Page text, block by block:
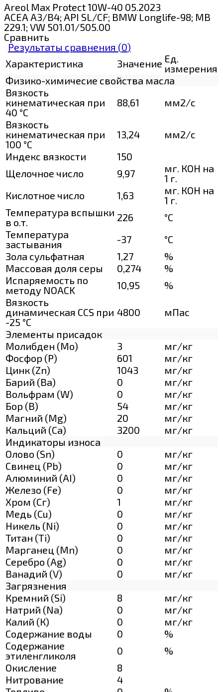
Areol Max Protect 10W-40 05.2023
ACEA A3/B4; API SL/CF; BMW Longlife-98; MB
229.1; VW 501.01/505.00
Сравнить
Результаты сравнения (0)
Характеристика
Значение Ед.
измерения
Физико-химичесие свойства масла
Вязкость
кинематическая при
40 °С
88,61
мм2/с
Вязкость
кинематическая при
100 °С
13,24
мм2/с
Индекс вязкости
150
Щелочное число
9,97
мг. КОН на
1 г.
Кислотное число
1,63
мг. КОН на
1 г.
Температура вспышки
в о.т.
226
°C
Температура
застывания
-37
°C
Зола сульфатная
1,27
%
Массовая доля серы
0,274
%
Испаряемость по
методу NOACK
10,95
%
Вязкость
динамическая CCS при
-25 °С
4800
мПас
Элементы присадок
Молибден (Мо)
3
мг/кг
Фосфор (Р)
601
мг/кг
Цинк (Zn)
1043
мг/кг
Барий (Ва)
0
мг/кг
Вольфрам (W)
0
мг/кг
Бор (В)
54
мг/кг
Магний (Mg)
20
мг/кг
Кальций (Са)
3200
мг/кг
Индикаторы износа
Олово (Sn)
0
мг/кг
Свинец (Pb)
0
мг/кг
Алюминий (AI)
0
мг/кг
Железо (Fe)
0
мг/кг
Хром (Сг)
1
мг/кг
Медь (Cu)
0
мг/кг
Никель (Ni)
0
мг/кг
Титан (Ti)
0
мг/кг
Марганец (Mn)
0
мг/кг
Серебро (Ag)
0
мг/кг
Ванадий (V)
0
мг/кг
Загрязнения
Кремний (Si)
8
мг/кг
Натрий (Na)
0
мг/кг
Калий (К)
0
мг/кг
Содержание воды
0
%
Содержание
этиленгликоля
0
%
Окисление
8
Нитрование
4